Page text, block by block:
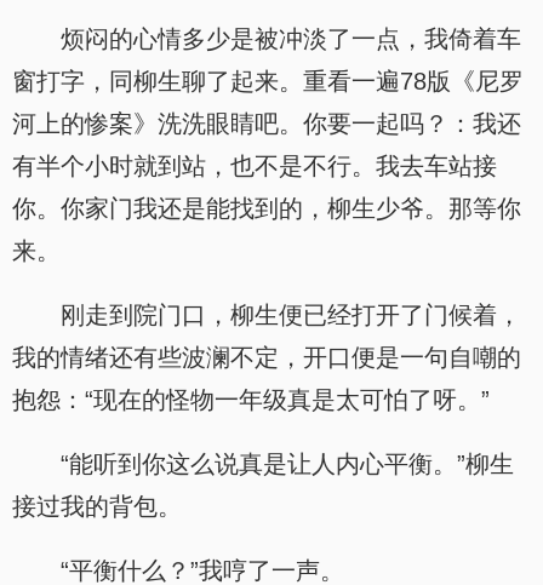
烦闷的心情多少是被冲淡了一点，我倚着车
窗打字，同柳生聊了起来。重看一遍78版《尼罗
河上的惨案》洗洗眼睛吧。你要一起吗？：我还
有半个小时就到站，也不是不行。我去车站接
你。你家门我还是能找到的，柳生少爷。那等你
来。
刚走到院门口，柳生便已经打开了门候着，
我的情绪还有些波澜不定，开口便是一句自嘲的
抱怨：“现在的怪物一年级真是太可怕了呀。”
“能听到你这么说真是让人内心平衡。”柳生
接过我的背包。
“平衡什么？”我哼了一声。